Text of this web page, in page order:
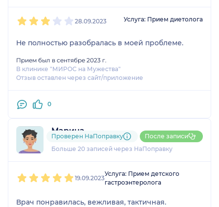
28.09.2023 Услуга: Прием диетолога
Не полностью разобралась в моей проблеме.
Прием был в сентябре 2023 г.
В клинике "МИРОС на Мужества"
Отзыв оставлен через сайт/приложение
0
Марина
8 отзывов и1 оценка
Больше 20 записей через НаПоправку
Проверен НаПоправку После записи
19.09.2023
Услуга: Прием детского
гастроэнтеролога
Врач понравилась, вежливая, тактичная.